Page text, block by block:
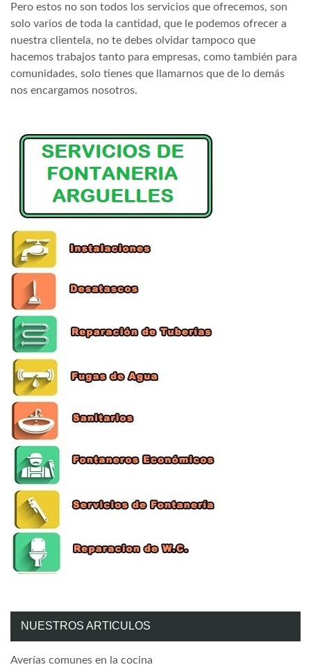
Pero estos no son todos los servicios que ofrecemos, son
solo varios de toda la cantidad, que le podemos ofrecer a
nuestra clientela, no te debes olvidar tampoco que
hacemos trabajos tanto para empresas, como también para
comunidades, solo tienes que llamarnos que de lo demás
nos encargamos nosotros.
NUESTROS ARTICULOS
Averías comunes en la cocina